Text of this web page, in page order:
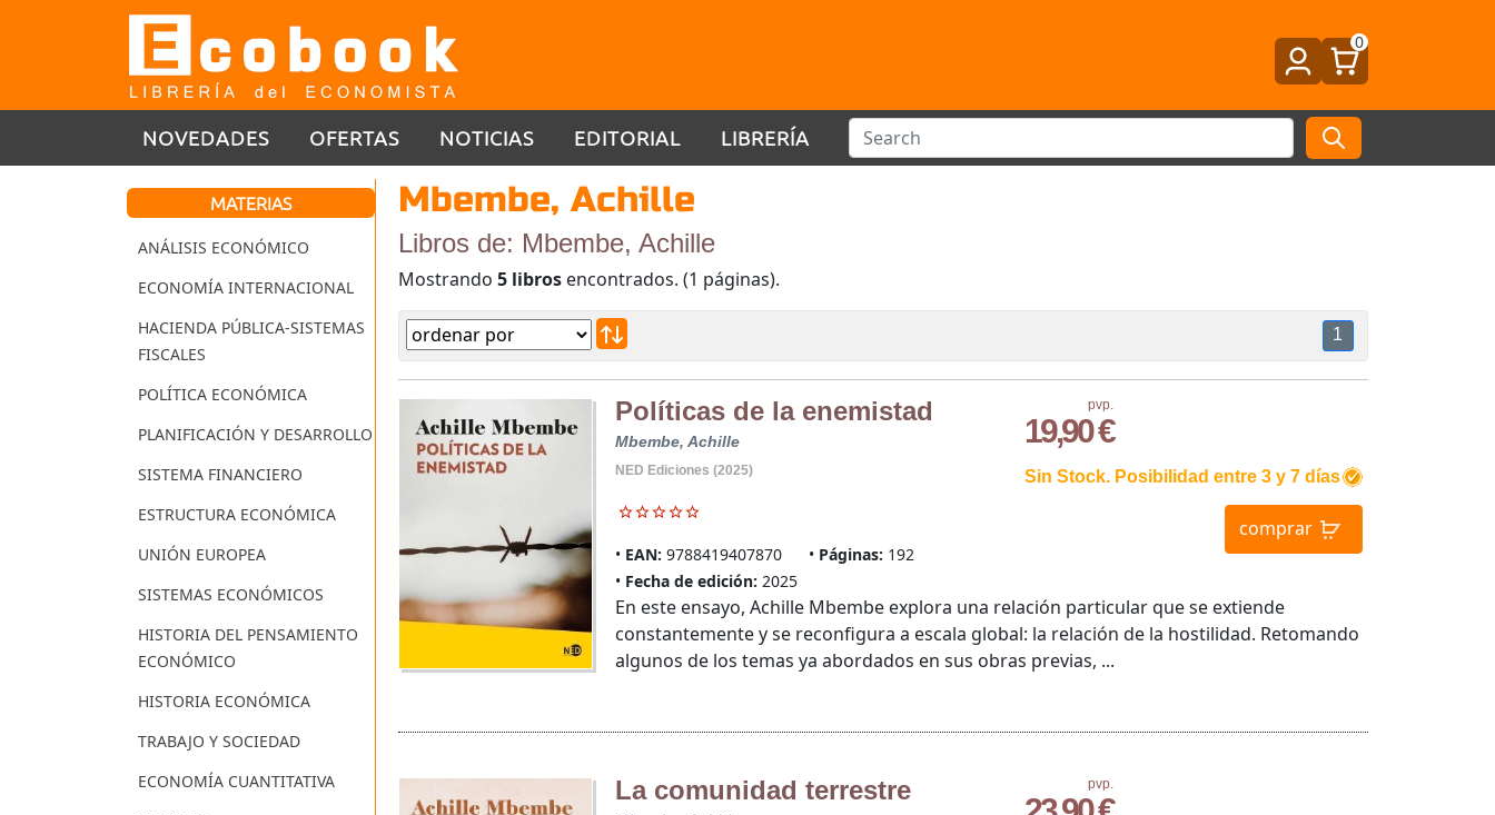
0
NOVEDADES OFERTAS NOTICIAS EDITORIAL LIBRERÍA
MATERIAS
ANÁLISIS ECONÓMICO
ECONOMÍA INTERNACIONAL
HACIENDA PÚBLICA-SISTEMAS
FISCALES
POLÍTICA ECONÓMICA
PLANIFICACIÓN Y DESARROLLO
SISTEMA FINANCIERO
ESTRUCTURA ECONÓMICA
UNIÓN EUROPEA
SISTEMAS ECONÓMICOS
HISTORIA DEL PENSAMIENTO
ECONÓMICO
HISTORIA ECONÓMICA
TRABAJO Y SOCIEDAD
ECONOMÍA CUANTITATIVA
Mbembe, Achille
Libros de: Mbembe, Achille
Mostrando5 libros encontrados. (1 páginas).
1
Políticas de la enemistad
Mbembe, Achille
NED Ediciones (2025)
EAN: 9788419407870 Páginas: 192
Fecha de edición: 2025
pvp.
19,90 €
Sin Stock. Posibilidad entre 3 y 7 días
comprar
En este ensayo, Achille Mbembe explora una relación particular que se extiende
constantemente y se reconfigura a escala global: la relación de la hostilidad. Retomando
algunos de los temas ya abordados en sus obras previas, ...
La comunidad terrestre pvp.